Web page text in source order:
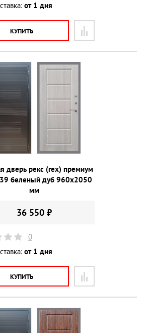
от 1 дня
КУПИТЬ
дверь рекс (rex) премиум
беленый дуб 960х2050
мм
36 550 ₽
0
от 1 дня
КУПИТЬ